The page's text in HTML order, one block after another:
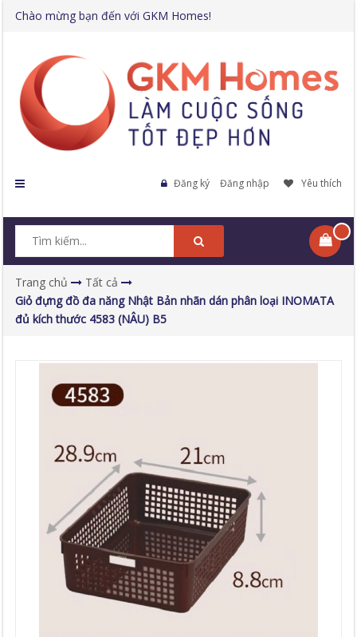
Chào mừng bạn đến với GKM Homes!
Đăng ký Đăng nhập Yêu thích
Trang chủ
Tất cả
Giỏ đựng đồ đa năng Nhật Bản nhãn dán phân loại INOMATA
đủ kích thước 4583 (NÂU) B5